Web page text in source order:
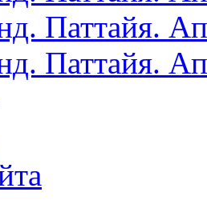
Паттайя.
Паттайя.